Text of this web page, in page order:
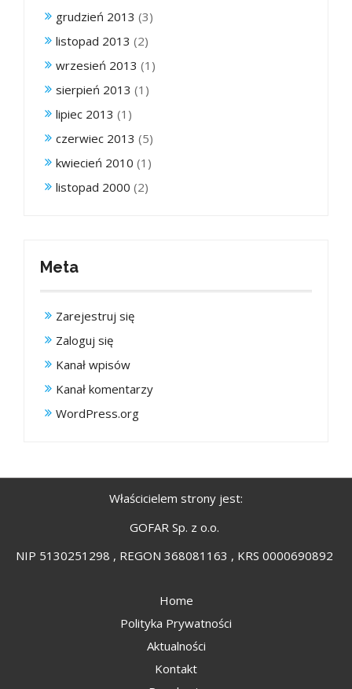
grudzień 2013 (3)
listopad 2013 (2)
wrzesień 2013 (1)
sierpień 2013 (1)
lipiec 2013 (1)
czerwiec 2013 (5)
kwiecień 2010 (1)
listopad 2000 (2)
Meta
Zarejestruj się
Zaloguj się
Kanał wpisów
Kanał komentarzy
WordPress.org
Właścicielem strony jest:
GOFAR Sp. z o.o.
NIP 5130251298 , REGON 368081163 , KRS 0000690892
Home
Polityka Prywatności
Aktualności
Kontakt